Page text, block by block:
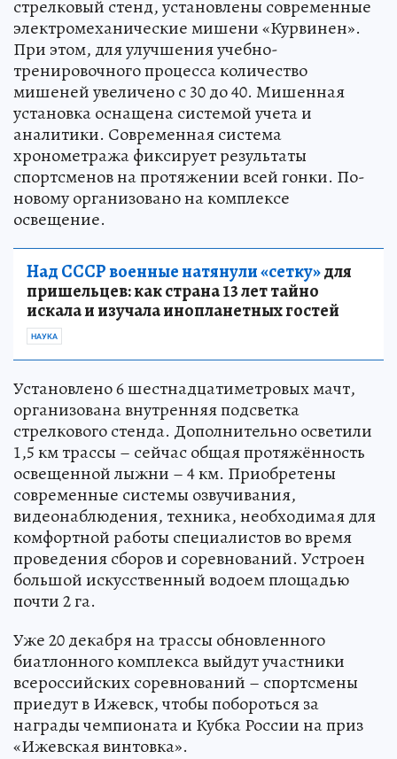
стрелковый стенд, установлены современные
электромеханические мишени «Курвинен».
При этом, для улучшения учебно-
тренировочного процесса количество
мишеней увеличено с 30 до 40. Мишенная
установка оснащена системой учета и
аналитики. Современная система
хронометража фиксирует результаты
спортсменов на протяжении всей гонки. По-
новому организовано на комплексе
освещение.
Над СССР военные натянули «сетку»для
пришельцев: как страна 13 лет тайно
искала и изучала инопланетных гостей
НАУКА
Установлено 6 шестнадцатиметровых мачт,
организована внутренняя подсветка
стрелкового стенда. Дополнительно осветили
1,5 км трассы – сейчас общая протяжённость
освещенной лыжни – 4 км. Приобретены
современные системы озвучивания,
видеонаблюдения, техника, необходимая для
комфортной работы специалистов во время
проведения сборов и соревнований. Устроен
большой искусственный водоем площадью
почти 2 га.
Уже 20 декабря на трассы обновленного
биатлонного комплекса выйдут участники
всероссийских соревнований – спортсмены
приедут в Ижевск, чтобы побороться за
награды чемпионата и Кубка России на приз
«Ижевская винтовка».